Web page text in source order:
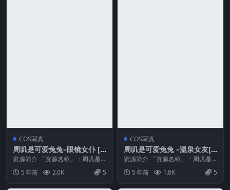
COS写真
周叽是可爱兔兔–眼镜女仆 [3
6P3V-518MB]
资源简介 「资源名称」：周叽是
可爱兔兔–眼镜女仆 [36P3V-518M
B]「水...
5 年前 2.0K 5
COS写真
周叽是可爱兔兔 –温泉女友[2
8P-351MB]
资源简介 「资源名称」：周叽是
可爱兔兔 –温泉女友[28P-351MB]
「水印说...
5 年前 1.8K 5